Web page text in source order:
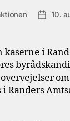
10.
kaserne i
Randers